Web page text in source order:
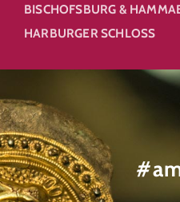
BISCHOFSBURG &
HARBURGER SCHLOSS